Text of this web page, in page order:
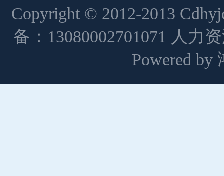
Copyright © 2012-2013
备：13080002701071 人力
Powered by